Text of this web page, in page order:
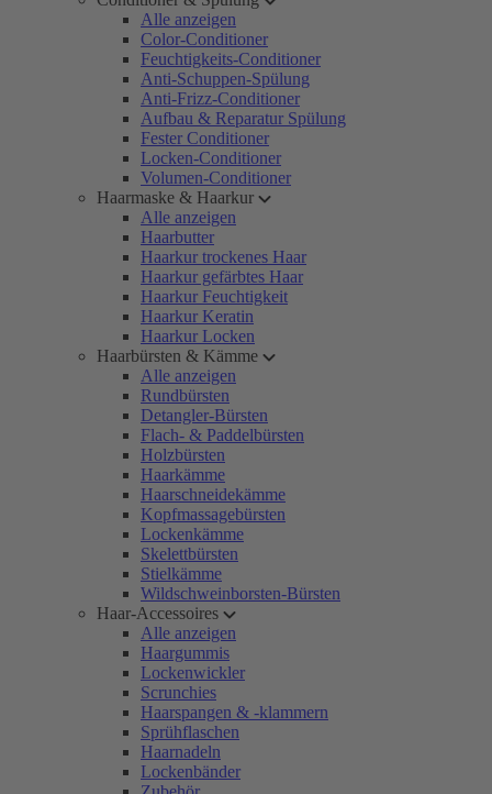
Alle anzeigen
Color-Conditioner
Feuchtigkeits-Conditioner
Anti-Schuppen-Spülung
Anti-Frizz-Conditioner
Aufbau & Reparatur Spülung
Fester Conditioner
Locken-Conditioner
Volumen-Conditioner
Haarmaske & Haarkur
Alle anzeigen
Haarbutter
Haarkur trockenes Haar
Haarkur gefärbtes Haar
Haarkur Feuchtigkeit
Haarkur Keratin
Haarkur Locken
Haarbürsten & Kämme
Alle anzeigen
Rundbürsten
Detangler-Bürsten
Flach- & Paddelbürsten
Holzbürsten
Haarkämme
Haarschneidekämme
Kopfmassagebürsten
Lockenkämme
Skelettbürsten
Stielkämme
Wildschweinborsten-Bürsten
Haar-Accessoires
Alle anzeigen
Haargummis
Lockenwickler
Scrunchies
Haarspangen & -klammern
Sprühflaschen
Haarnadeln
Lockenbänder